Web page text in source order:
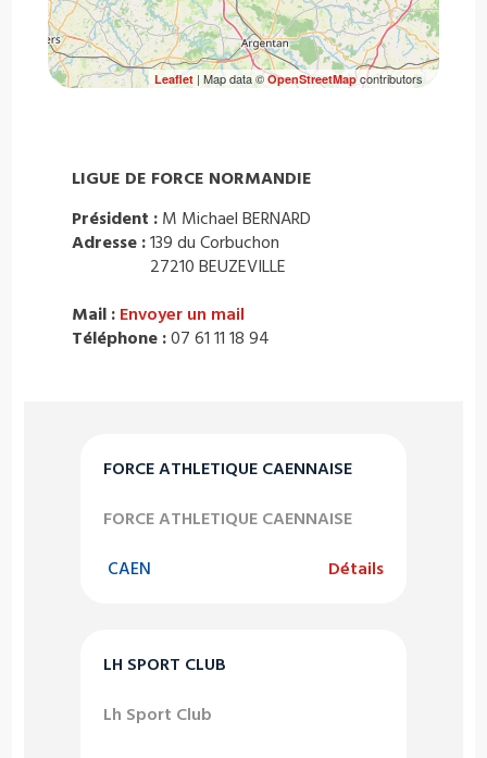
FORCE ATHLETIQUE CAENNAISE
FORCE ATHLETIQUE CAENNAISE
CAEN Détails
LH SPORT CLUB
Lh Sport Club
Leaflet| Map data ©OpenStreetMapcontributors
LIGUE DE FORCE NORMANDIE
Président : M Michael BERNARD
Adresse :139 du Corbuchon
27210 BEUZEVILLE
Mail : Envoyer un mail
Téléphone :07 61 11 18 94